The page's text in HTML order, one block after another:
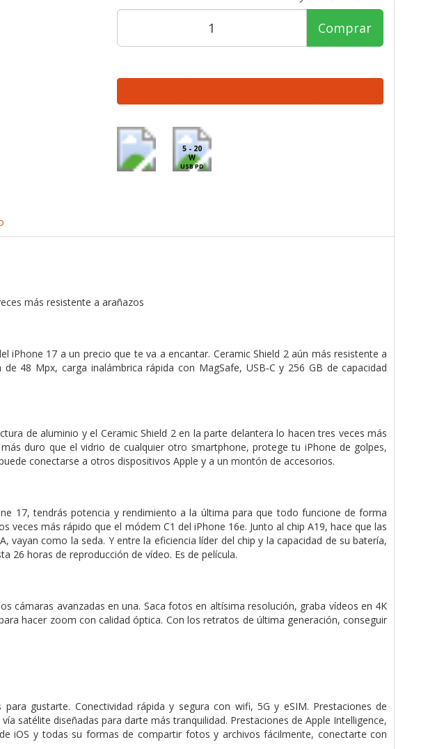
Comprar
5 - 20
W
USB PD
más resistente a arañazos
iPhone 17 a un precio que te va a encantar. Ceramic Shield 2 aún más resistente a
48 Mpx, carga inalámbrica rápida con MagSafe, USB‑C y 256 GB de capacidad
de aluminio y el Ceramic Shield 2 en la parte delantera lo hacen tres veces más
duro que el vidrio de cualquier otro smart­phone, protege tu iPhone de golpes,
conectarse a otros dispositivos Apple y a un montón de accesorios.
17, tendrás potencia y rendimiento a la última para que todo funcione de forma
veces más rápido que el módem C1 del iPhone 16e. Junto al chip A19, hace que las
como la seda. Y entre la eficiencia líder del chip y la capacidad de su batería,
26 horas de reproducción de vídeo. Es de película.
cámaras avanzadas en una. Saca fotos en altísima resolución, graba vídeos en 4K
hacer zoom con calidad óptica. Con los retratos de última generación, conseguir
gustarte. Conectividad rápida y segura con wifi, 5G y eSIM. Prestaciones de
satélite diseñadas para darte más tranquilidad. Prestaciones de Apple Intelligence,
iOS y todas su formas de compartir fotos y archivos fácilmente, conectarte con